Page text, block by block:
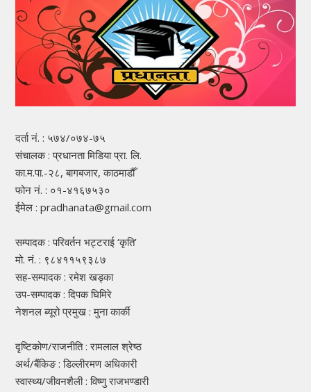
दर्ता नं. : ५७४/०७४-७५
संचालक : प्रधानता मिडिया प्रा. लि.
का.म.पा.-२८, बागबजार, काठमाडौँ
फोन नं. : ०१-४१६७५३०
ईमेल : pradhanata@gmail.com
सम्पादक : परिवर्तन भट्टराई ‘कृति’
मो. नं. : ९८४११५९३८७
सह-सम्पादक : रमेश खड्का
उप-सम्पादक : दिपक घिमिरे
नेशनल ब्यूरो प्रमुख : मुना कार्की
दृष्टिकोण/राजनीति : रामलाल श्रेष्ठ
अर्थ/बैंकिङ : डिल्लीरमण अधिकारी
स्वास्थ्य/जीवनशैली : विष्णु राजभण्डारी